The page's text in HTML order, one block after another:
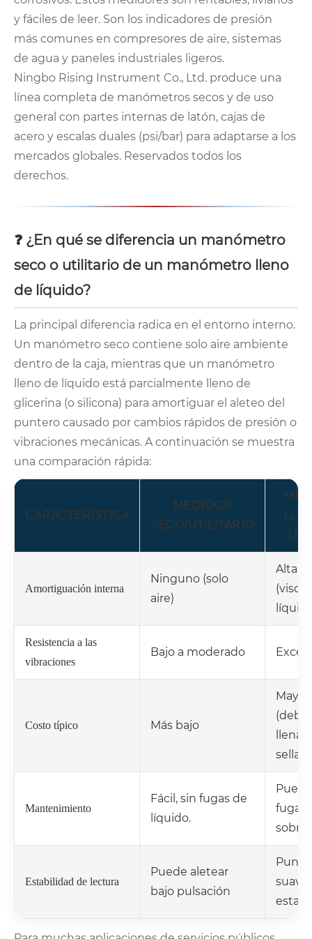
y fáciles de leer. Son los indicadores de presión
más comunes en compresores de aire, sistemas
de agua y paneles industriales ligeros.
Ningbo Rising Instrument Co., Ltd. produce una
línea completa de manómetros secos y de uso
general con partes internas de latón, cajas de
acero y escalas duales (psi/bar) para adaptarse a los
mercados globales. Reservados todos los
derechos.
❓ ¿En qué se diferencia un manómetro
seco o utilitario de un manómetro lleno
de líquido?
La principal diferencia radica en el entorno interno.
Un manómetro seco contiene solo aire ambiente
dentro de la caja, mientras que un manómetro
lleno de líquido está parcialmente lleno de
glicerina (o silicona) para amortiguar el aleteo del
puntero causado por cambios rápidos de presión o
vibraciones mecánicas. A continuación se muestra
una comparación rápida:
CARACTERÍSTICA
MEDIDOR
SECO/UTILITARIO
Amortiguación interna
Ninguno (solo
aire)
Alta
Resistencia a las
vibraciones
Bajo a moderado
Costo típico Más bajo
Mayor
Mantenimiento
Fácil, sin fugas de
líquido.
fugas
Estabilidad de lectura
Puede aletear
bajo pulsación
suave